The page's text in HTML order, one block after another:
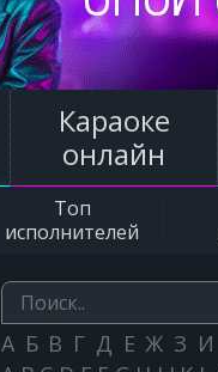
Караоке
онлайн
Топ
исполнителей
А Б В Г Д Е Ж З И